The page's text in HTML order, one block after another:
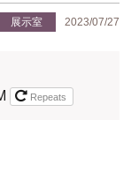
展示室 2023/07/27
Repeats